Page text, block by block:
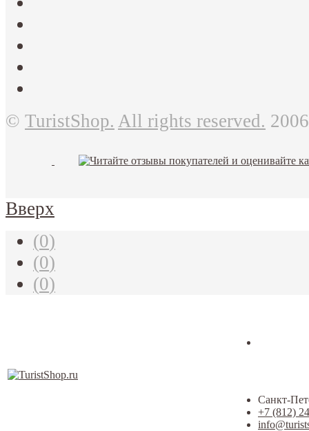
© TuristShop. All rights reserved.
Вверх
(0)
(0)
(0)
Санкт-
+7 (812)